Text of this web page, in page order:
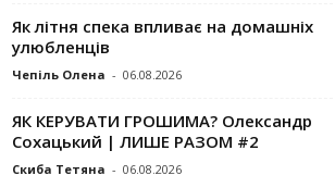
Як літня спека впливає на домашніх
улюбленців
Чепіль Олена - 06.08.2026
ЯК КЕРУВАТИ ГРОШИМА? Олександр
Сохацький | ЛИШЕ РАЗОМ #2
Скиба Тетяна - 06.08.2026